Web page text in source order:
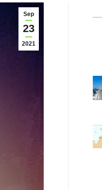
Sep
23
2021